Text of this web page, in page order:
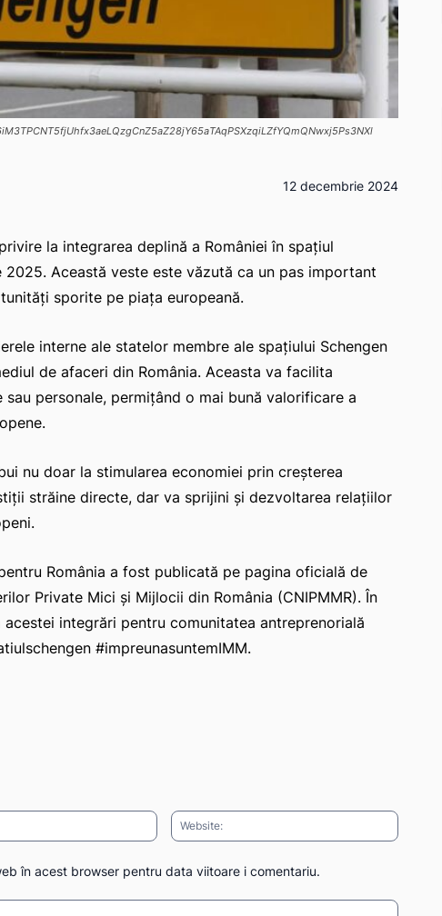
12 decembrie 2024
la integrarea deplină a României în spațiul
2025. Această veste este văzută ca un pas important
sporite pe piața europeană.
interne ale statelor membre ale spațiului Schengen
de afaceri din România. Aceasta va facilita
personale, permițând o mai bună valorificare a
nu doar la stimularea economiei prin creșterea
străine directe, dar va sprijini și dezvoltarea relațiilor
România a fost publicată pe pagina oficială de
Private Mici și Mijlocii din România (CNIPMMR). În
integrări pentru comunitatea antreprenorială
#impreunasuntemIMM.
Email:* Website:
în acest browser pentru data viitoare i comentariu.